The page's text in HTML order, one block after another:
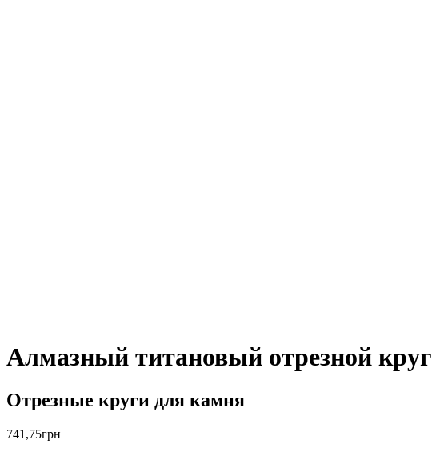
Алмазный титановый отрезной круг
Отрезные круги для камня
741,75грн